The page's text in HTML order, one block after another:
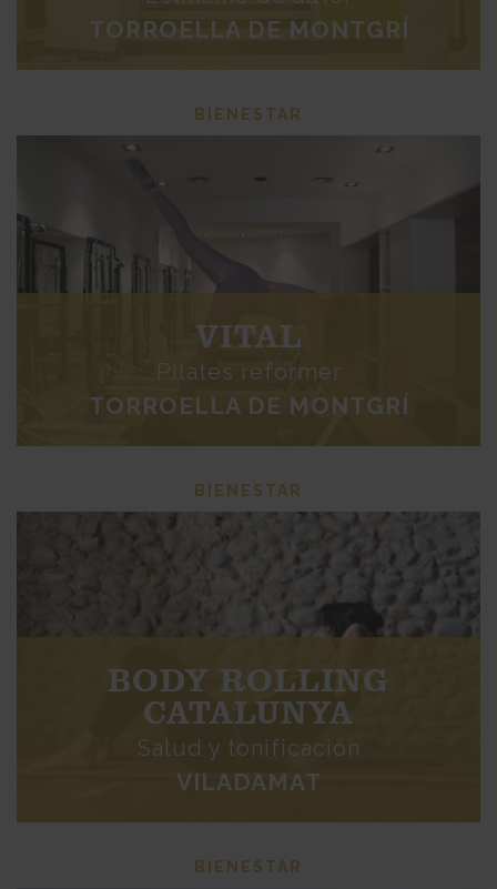
TORROELLA DE MONTGRÍ
BIENESTAR
VITAL
Pilates reformer
TORROELLA DE MONTGRÍ
BIENESTAR
BODY ROLLING
CATALUNYA
Salud y tonificación
VILADAMAT
BIENESTAR